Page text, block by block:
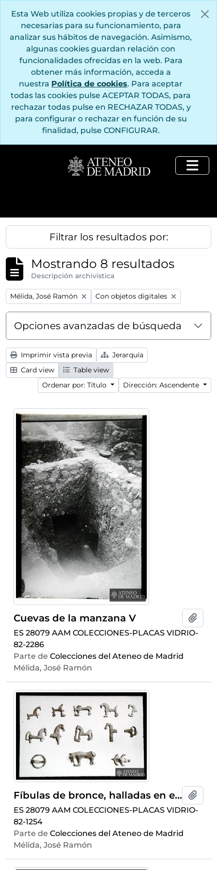
Esta Web utiliza cookies propias y de terceros
necesarias para su funcionamiento, para
analizar sus hábitos de navegación. Asimismo,
algunas cookies guardan relación con
funcionalidades ofrecidas en la web. Para
obtener más información, acceda a
nuestra Política de cookies. Para aceptar
todas las cookies pulse ACEPTAR TODAS, para
rechazar todas pulse en RECHAZAR TODAS, y
para configurar o rechazar en función de su
finalidad, pulse CONFIGURAR.
Filtrar los resultados por:
Mostrando 8 resultados
Descripción archivística
Remove filter:
Mélida, José Ramón Remove filter:
Con objetos digitales
Opciones avanzadas de búsqueda
Imprimir vista previa
Jerarquía
Card view
Table view
Ordenar por: Título
Dirección: Ascendente
Cuevas de la manzana V
ES 28079 AAM COLECCIONES-PLACAS VIDRIO-
82-2286
Parte de Colecciones del Ateneo de Madrid
Mélida, José Ramón
Fíbulas de bronce, halladas en el yacimiento de Numancia
ES 28079 AAM COLECCIONES-PLACAS VIDRIO-
82-1254
Parte de Colecciones del Ateneo de Madrid
Mélida, José Ramón